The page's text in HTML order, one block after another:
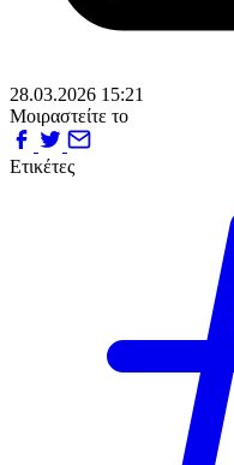
28.03.2026 15:21
Μοιραστείτε το
Ετικέτες